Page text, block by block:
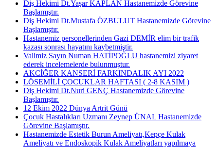
Diş Hekimi Dt.Yaşar KAPLAN Hastanemizde Görevine
Başlamıştır.
Diş Hekimi Dt.Mustafa ÖZBULUT Hastanemizde Görevine
Başlamıştır.
Hastanemiz personellerinden Gazi DEMİR elim bir trafik
kazası sonrası hayatını kaybetmiştir.
Valimiz Sayın Numan HATİPOĞLU hastanemizi ziyaret
ederek incelemelerde bulunmuştur.
AKCİĞER KANSERİ FARKINDALIK AYI 2022
LÖSEMİLİ ÇOCUKLAR HAFTASI ( 2-8 KASIM )
Diş Hekimi Dt.Nuri GENÇ Hastanemizde Görevine
Başlamıştır.
12 Ekim 2022 Dünya Artrit Günü
Çocuk Hastalıkları Uzmanı Zeynep ÜNAL Hastanemizde
Görevine Başlamıştır.
Hastanemizde Estetik Burun Ameliyatı,Kepçe Kulak
Ameliyatı ve Endoskopik Kulak Ameliyatları yapılmaya